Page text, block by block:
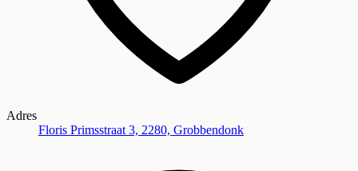
Adres
Floris Primsstraat 3, 2280, Grobbendonk